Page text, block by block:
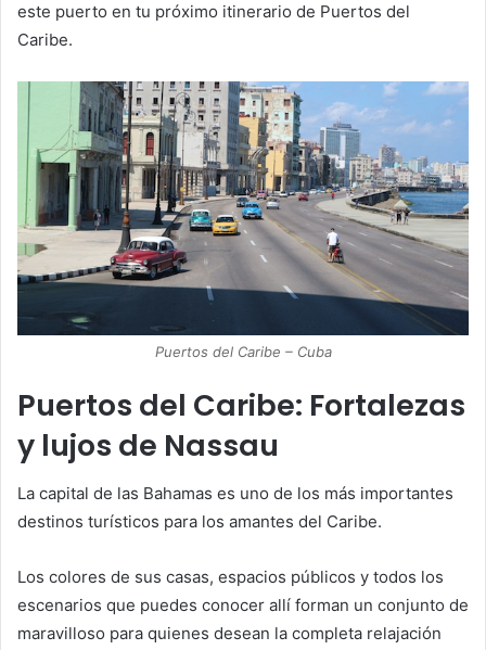
este puerto en tu próximo itinerario de Puertos del
Caribe.
Puertos del Caribe – Cuba
Puertos del Caribe: Fortalezas
y lujos de Nassau
La capital de las Bahamas es uno de los más importantes
destinos turísticos para los amantes del Caribe.
Los colores de sus casas, espacios públicos y todos los
escenarios que puedes conocer allí forman un conjunto de
maravilloso para quienes desean la completa relajación